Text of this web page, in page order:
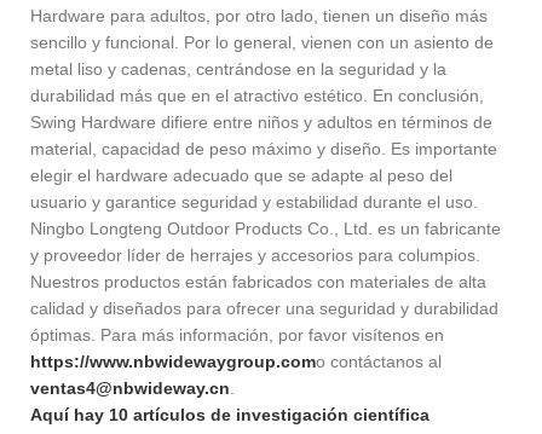
Hardware para adultos, por otro lado, tienen un diseño más
sencillo y funcional. Por lo general, vienen con un asiento de
metal liso y cadenas, centrándose en la seguridad y la
durabilidad más que en el atractivo estético. En conclusión,
Swing Hardware difiere entre niños y adultos en términos de
material, capacidad de peso máximo y diseño. Es importante
elegir el hardware adecuado que se adapte al peso del
usuario y garantice seguridad y estabilidad durante el uso.
Ningbo Longteng Outdoor Products Co., Ltd. es un fabricante
y proveedor líder de herrajes y accesorios para columpios.
Nuestros productos están fabricados con materiales de alta
calidad y diseñados para ofrecer una seguridad y durabilidad
óptimas. Para más información, por favor visítenos en
https://www.nbwidewaygroup.como contáctanos al
ventas4@nbwideway.cn
Aquí hay 10 artículos de investigación científica